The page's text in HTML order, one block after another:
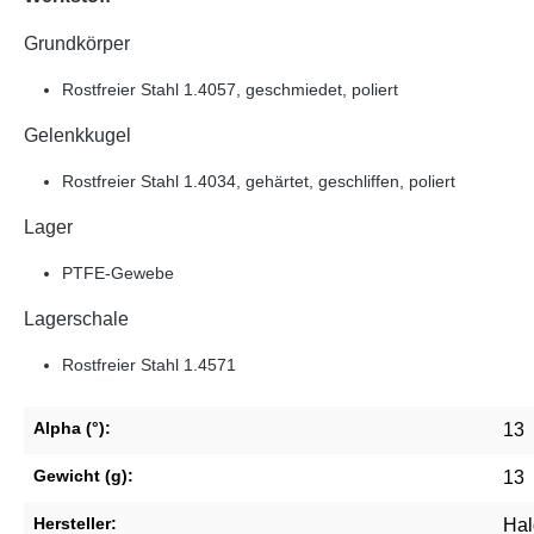
Grundkörper
Rostfreier Stahl 1.4057, geschmiedet, poliert
Gelenkkugel
Rostfreier Stahl 1.4034, gehärtet, geschliffen, poliert
Lager
PTFE-Gewebe
Lagerschale
Rostfreier Stahl 1.4571
Alpha (°): 13
Gewicht (g): 13
Hersteller: